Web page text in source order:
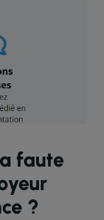
faute
?